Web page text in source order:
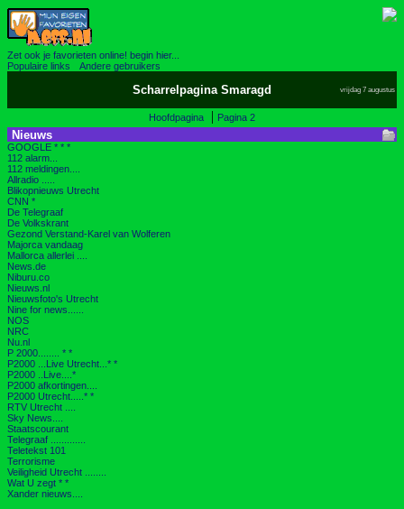
Zet ook je favorieten online! begin hier...
Populaire links
Andere gebruikers
Scharrelpagina Smaragd vrijdag 7 augustus
Hoofdpagina | Pagina 2
Nieuws
GOOGLE * * *
112 alarm...
112 meldingen....
Allradio .....
Blikopnieuws Utrecht
CNN *
De Telegraaf
De Volkskrant
Gezond Verstand-Karel van Wolferen
Majorca vandaag
Mallorca allerlei ....
News.de
Niburu.co
Nieuws.nl
Nieuwsfoto's Utrecht
Nine for news......
NOS
NRC
Nu.nl
P 2000........ * *
P2000 ...Live Utrecht...* *
P2000 ..Live....*
P2000 afkortingen....
P2000 Utrecht.....* *
RTV Utrecht ....
Sky News....
Staatscourant
Telegraaf .............
Teletekst 101
Terrorisme
Veiligheid Utrecht ........
Wat U zegt * *
Xander nieuws....